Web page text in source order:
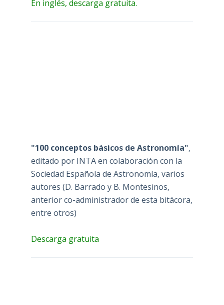
En inglés, descarga gratuita.
"100 conceptos básicos de Astronomía",
editado por INTA en colaboración con la
Sociedad Española de Astronomía, varios
autores (D. Barrado y B. Montesinos,
anterior co-administrador de esta bitácora,
entre otros)
Descarga gratuita